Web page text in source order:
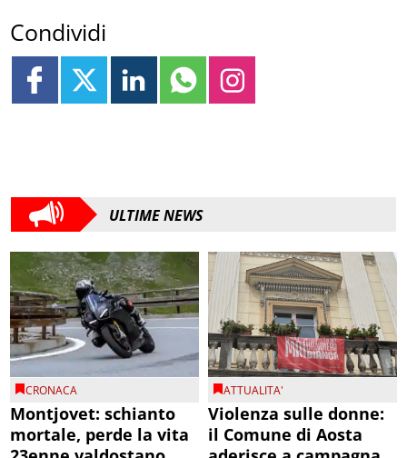
Condividi
ULTIME NEWS
CRONACA
Montjovet: schianto
mortale, perde la vita
ATTUALITA'
Violenza sulle donne:
il Comune di Aosta